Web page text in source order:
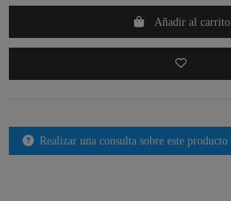
Añadir al carrito
Realizar una consulta sobre este producto